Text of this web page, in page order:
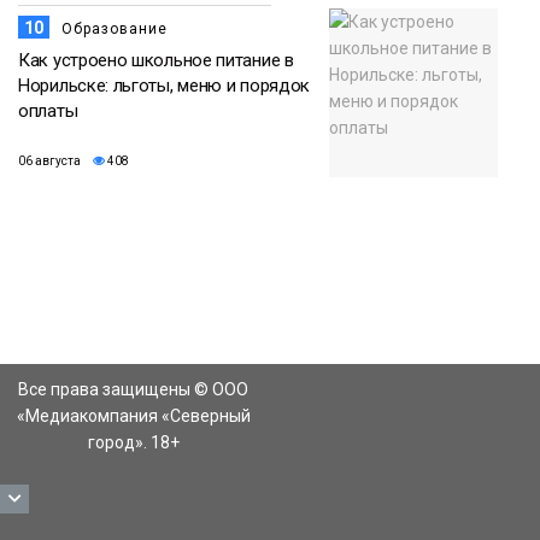
10 Образование
Как устроено школьное питание в
Норильске: льготы, меню и порядок
оплаты
06 августа 408
Все права защищены © ООО
«Медиакомпания «Северный
город». 18+